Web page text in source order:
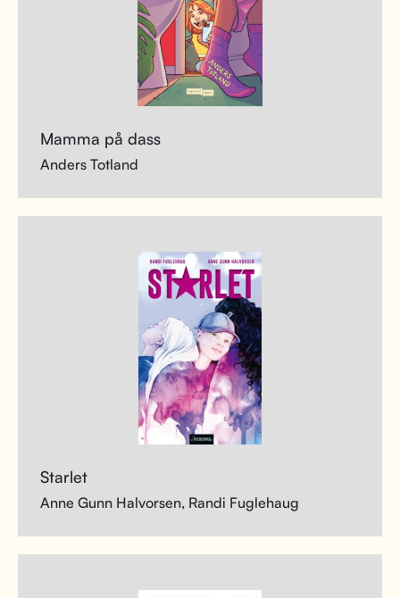
Mamma på dass
Anders Totland
Starlet
Anne Gunn Halvorsen, Randi Fuglehaug